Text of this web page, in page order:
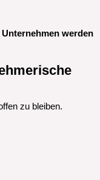
werden
zu bleiben.